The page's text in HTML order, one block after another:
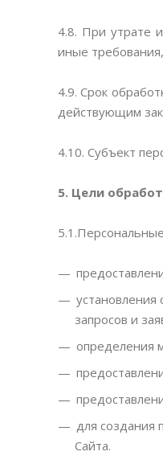
4.8. При утрате
иные
4.9. Срок
действующим
4.10. Субъект
5. Цели
установления
запросов и
определения
для создания
Сайта.